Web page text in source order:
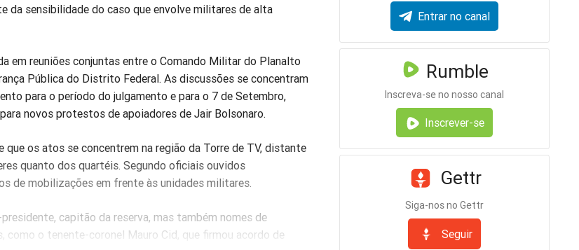
da sensibilidade do caso que envolve militares de alta
em reuniões conjuntas entre o Comando Militar do Planalto
Pública do Distrito Federal. As discussões se concentram
para o período do julgamento e para o 7 de Setembro,
novos protestos de apoiadores de Jair Bolsonaro.
que os atos se concentrem na região da Torre de TV, distante
quanto dos quartéis. Segundo oficiais ouvidos
de mobilizações em frente às unidades militares.
capitão da reserva, mas também nomes de
como o tenente-coronel Mauro Cid, que firmou acordo de
Entrar no canal
Rumble
Inscreva-se no nosso canal
Inscrever-se
Gettr
Siga-nos no Gettr
Seguir